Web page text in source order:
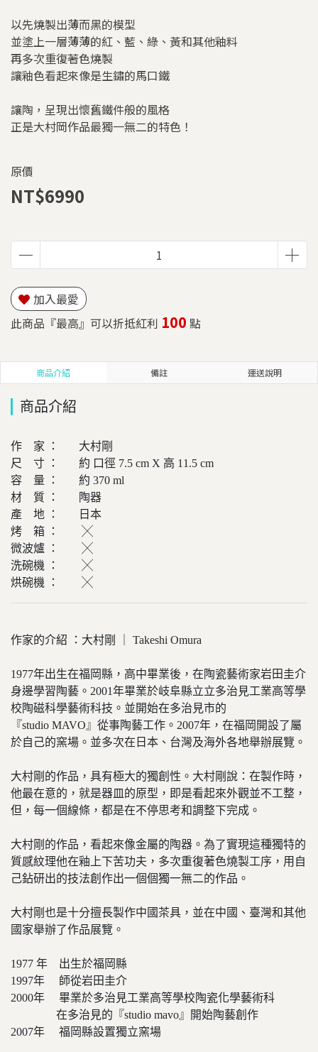
以先燒製出薄而黑的模型
並塗上一層薄薄的紅、藍、綠、黃和其他釉料
再多次重復著色燒製
讓釉色看起來像是生鏽的馬口鐵
讓陶，呈現出懷舊鐵件般的風格
正是大村岡作品最獨一無二的特色！
原價
NT$6990
加入最愛
此商品『最高』可以折抵紅利 100 點
商品介紹 備註 運送說明
商品介紹
作 家 ： 大村剛
尺 寸 ： 約 口徑 7.5 cm X 高 11.5 cm
容 量 ： 約 370 ml
材 質 ： 陶器
產 地 ： 日本
烤 箱 ： ╳
微波爐 ： ╳
洗碗機 ： ╳
烘碗機 ： ╳
作家的介紹 ：大村剛 ｜ Takeshi Omura
1977年出生在福岡縣，高中畢業後，在陶瓷藝術家岩田圭介
身邊學習陶藝。2001年畢業於岐阜縣立立多治見工業高等學
校陶磁科學藝術科技。並開始在多治見市的
『studio MAVO』從事陶藝工作。2007年，在福岡開設了屬
於自己的窯場。並多次在日本、台灣及海外各地舉辦展覽。
大村剛的作品，具有極大的獨創性。大村剛說：在製作時，
他最在意的，就是器皿的原型，即是看起來外觀並不工整，
但，每一個線條，都是在不停思考和調整下完成。
大村剛的作品，看起來像金屬的陶器。為了實現這種獨特的
質感紋理他在釉上下苦功夫，多次重復著色燒製工序，用自
己鉆研出的技法創作出一個個獨一無二的作品。
大村剛也是十分擅長製作中國茶具，並在中國、臺灣和其他
國家舉辦了作品展覽。
1977 年 出生於福岡縣
1997年 師從岩田圭介
2000年 畢業於多治見工業高等學校陶瓷化學藝術科
在多治見的『studio mavo』開始陶藝創作
2007年 福岡縣設置獨立窯場